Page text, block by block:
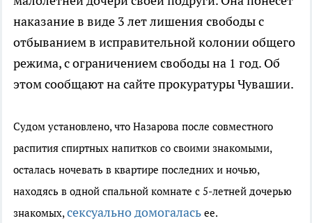
наказание в виде 3 лет лишения свободы с
отбыванием в исправительной колонии общего
режима, с ограничением свободы на 1 год. Об
этом сообщают на сайте прокуратуры Чувашии.
Судом установлено, что Назарова после совместного
распития спиртных напитков со своими знакомыми,
осталась ночевать в квартире последних и ночью,
находясь в одной спальной комнате с 5-летней дочерью
знакомых,сексуально домогалась ее.